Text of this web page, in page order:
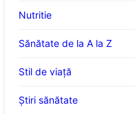
Nutritie
Sănătate de la A la Z
Stil de viaţă
Ştiri sănătate